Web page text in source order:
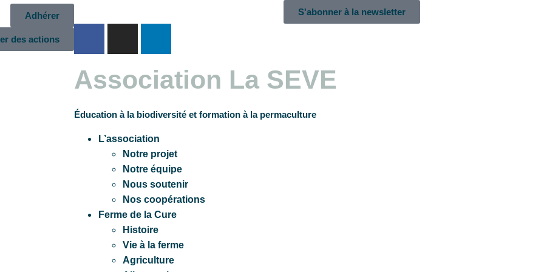
Adhérer
des actions
S'abonner à la newsletter
Association La SEVE
Éducation à la biodiversité et formation à la permaculture
L’association
Notre projet
Notre équipe
Nous soutenir
Nos coopérations
Ferme de la Cure
Histoire
Vie à la ferme
Agriculture